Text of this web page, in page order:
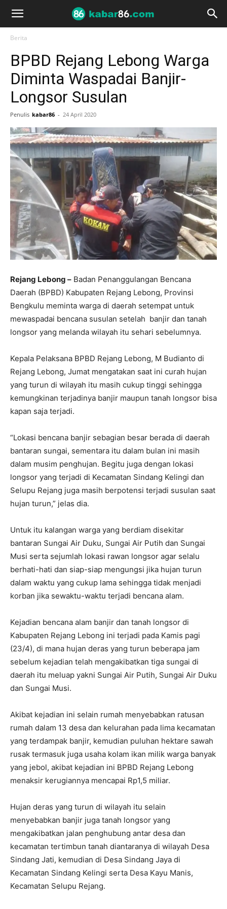
Berita
BPBD Rejang Lebong Warga
Diminta Waspadai Banjir-
Longsor Susulan
Penulis kabar86 - 24 April 2020
Rejang Lebong – Badan Penanggulangan Bencana
Daerah (BPBD) Kabupaten Rejang Lebong, Provinsi
Bengkulu meminta warga di daerah setempat untuk
mewaspadai bencana susulan setelah banjir dan tanah
longsor yang melanda wilayah itu sehari sebelumnya.
Kepala Pelaksana BPBD Rejang Lebong, M Budianto di
Rejang Lebong, Jumat mengatakan saat ini curah hujan
yang turun di wilayah itu masih cukup tinggi sehingga
kemungkinan terjadinya banjir maupun tanah longsor bisa
kapan saja terjadi.
“Lokasi bencana banjir sebagian besar berada di daerah
bantaran sungai, sementara itu dalam bulan ini masih
dalam musim penghujan. Begitu juga dengan lokasi
longsor yang terjadi di Kecamatan Sindang Kelingi dan
Selupu Rejang juga masih berpotensi terjadi susulan saat
hujan turun,” jelas dia.
Untuk itu kalangan warga yang berdiam disekitar
bantaran Sungai Air Duku, Sungai Air Putih dan Sungai
Musi serta sejumlah lokasi rawan longsor agar selalu
berhati-hati dan siap-siap mengungsi jika hujan turun
dalam waktu yang cukup lama sehingga tidak menjadi
korban jika sewaktu-waktu terjadi bencana alam.
Kejadian bencana alam banjir dan tanah longsor di
Kabupaten Rejang Lebong ini terjadi pada Kamis pagi
(23/4), di mana hujan deras yang turun beberapa jam
sebelum kejadian telah mengakibatkan tiga sungai di
daerah itu meluap yakni Sungai Air Putih, Sungai Air Duku
dan Sungai Musi.
Akibat kejadian ini selain rumah menyebabkan ratusan
rumah dalam 13 desa dan kelurahan pada lima kecamatan
yang terdampak banjir, kemudian puluhan hektare sawah
rusak termasuk juga usaha kolam ikan milik warga banyak
yang jebol, akibat kejadian ini BPBD Rejang Lebong
menaksir kerugiannya mencapai Rp1,5 miliar.
Hujan deras yang turun di wilayah itu selain
menyebabkan banjir juga tanah longsor yang
mengakibatkan jalan penghubung antar desa dan
kecamatan tertimbun tanah diantaranya di wilayah Desa
Sindang Jati, kemudian di Desa Sindang Jaya di
Kecamatan Sindang Kelingi serta Desa Kayu Manis,
Kecamatan Selupu Rejang.